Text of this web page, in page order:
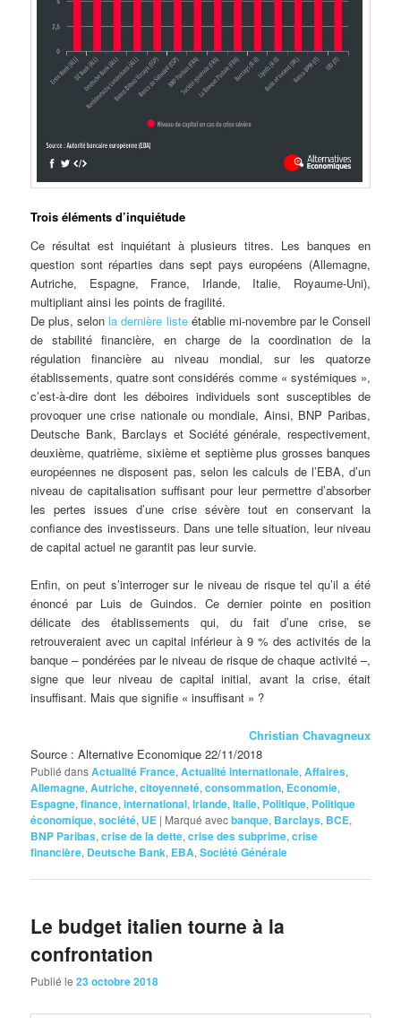
Trois éléments d’inquiétude
Ce résultat est inquiétant à plusieurs titres. Les banques en
question sont réparties dans sept pays européens (Allemagne,
Autriche, Espagne, France, Irlande, Italie, Royaume-Uni),
multipliant ainsi les points de fragilité.
De plus, selonla dernière listeétablie mi-novembre par le Conseil
de stabilité financière, en charge de la coordination de la
régulation financière au niveau mondial, sur les quatorze
établissements, quatre sont considérés comme « systémiques »,
c’est-à-dire dont les déboires individuels sont susceptibles de
provoquer une crise nationale ou mondiale, Ainsi, BNP Paribas,
Deutsche Bank, Barclays et Société générale, respectivement,
deuxième, quatrième, sixième et septième plus grosses banques
européennes ne disposent pas, selon les calculs de l’EBA, d’un
niveau de capitalisation suffisant pour leur permettre d’absorber
les pertes issues d’une crise sévère tout en conservant la
confiance des investisseurs. Dans une telle situation, leur niveau
de capital actuel ne garantit pas leur survie.
Enfin, on peut s’interroger sur le niveau de risque tel qu’il a été
énoncé par Luis de Guindos. Ce dernier pointe en position
délicate des établissements qui, du fait d’une crise, se
retrouveraient avec un capital inférieur à 9 % des activités de la
banque – pondérées par le niveau de risque de chaque activité –,
signe que leur niveau de capital initial, avant la crise, était
insuffisant. Mais que signifie « insuffisant » ?
Christian Chavagneux
Source : Alternative Economique 22/11/2018
Publié dansActualité France,Actualité internationale,Affaires,
Allemagne,Autriche,citoyenneté,consommation, Economie,
Espagne,finance,international,Irlande,Italie, Politique, Politique
économique,société, UE | Marqué avecbanque, Barclays, BCE,
BNP Paribas,crise de la dette,crise des subprime,crise
financière, Deutsche Bank, EBA,Société Générale
Le budget italien tourne à la
confrontation
Publié le23 octobre 2018